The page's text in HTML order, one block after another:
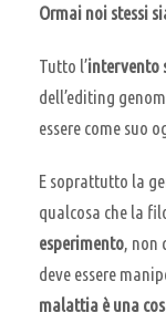
Ormai noi stessi
Tutto l’intervento
dell’editing
essere come suo
E soprattutto la
qualcosa che la
esperimento, non
deve essere
malattia è una